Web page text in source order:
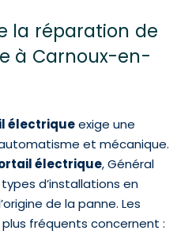
la réparation de
à Carnoux-en-
électriqueexige une
et mécanique.
électrique, Général
d’installations en
de la panne. Les
fréquents concernent :